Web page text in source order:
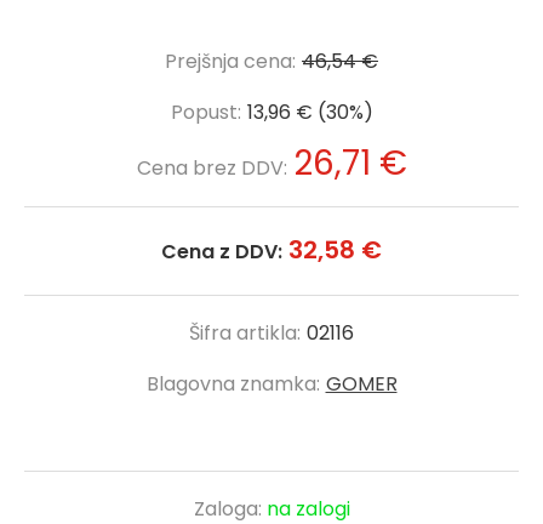
Prejšnja cena: 46,54 €
Popust: 13,96 € (30%)
Cena brez DDV: 26,71 €
Cena z DDV: 32,58 €
Šifra artikla: 02116
Blagovna znamka: GOMER
Zaloga: na zalogi